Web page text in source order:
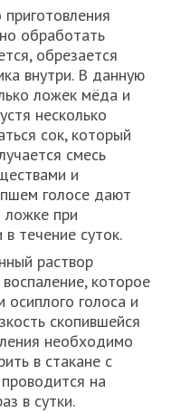
обработать
обрезается
внутри. В данную
ложек мёда и
несколько
сок, который
смесь
и
голосе дают
при
течение суток.
раствор
которое
голоса и
скопившейся
необходимо
в стакане с
на
в сутки.